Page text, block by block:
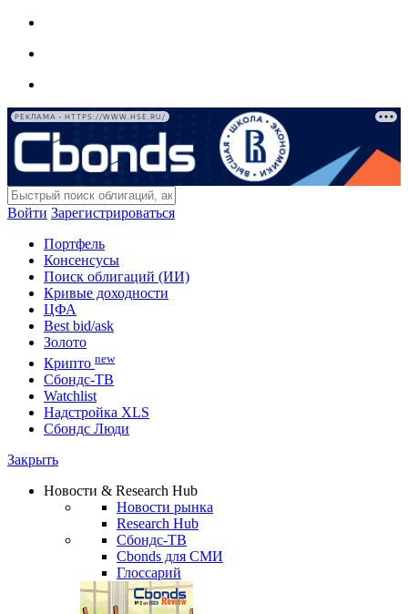
РЕКЛАМА • HTTPS://WWW.HSE.RU/
Войти Зарегистрироваться
Портфель
Консенсусы
Поиск облигаций (ИИ)
Кривые доходности
ЦФА
Best bid/ask
Золото
Крипто new
Сбондс-ТВ
Watchlist
Надстройка XLS
Сбондс Люди
Закрыть
Новости & Research Hub
Новости рынка
Research Hub
Сбондс-ТВ
Cbonds для СМИ
Глоссарий